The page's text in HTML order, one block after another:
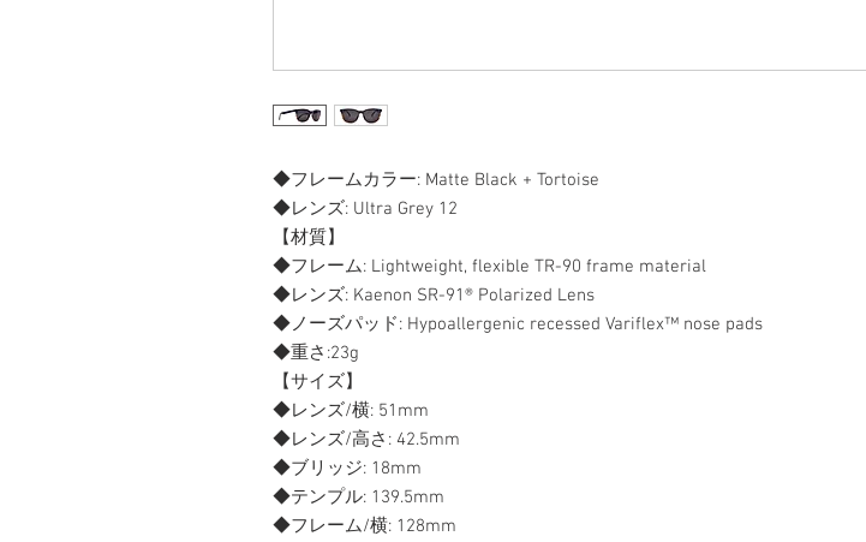
◆フレームカラー: Matte Black + Tortoise
◆レンズ: Ultra Grey 12
【材質】
◆フレーム: Lightweight, flexible TR-90 frame material
◆レンズ: Kaenon SR-91® Polarized Lens
◆ノーズパッド: Hypoallergenic recessed Variflex™ nose pads
◆重さ:23g
【サイズ】
◆レンズ/横: 51mm
◆レンズ/高さ: 42.5mm
◆ブリッジ: 18mm
◆テンプル: 139.5mm
◆フレーム/横: 128mm